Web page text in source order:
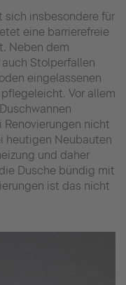
insbesondere für
eine barrierefreie
Neben dem
Stolperfallen
eingelassenen
Vor allem
nicht
heutigen Neubauten
und daher
Dusche bündig mit
ist das nicht